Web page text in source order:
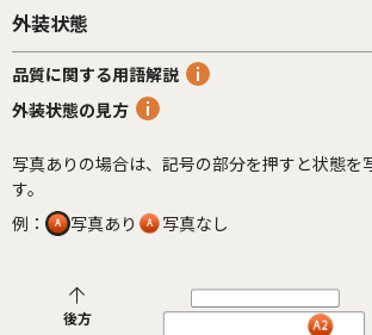
外装状態
品質に関する用語解説
外装状態の見方
写真ありの場合は、記号の部分を押すと状態を
す。
例：
写真あり 写真なし
後方